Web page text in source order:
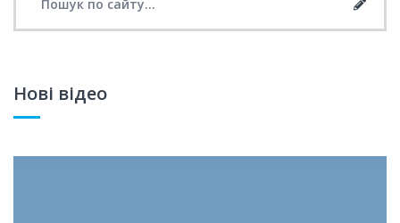
Нові відео